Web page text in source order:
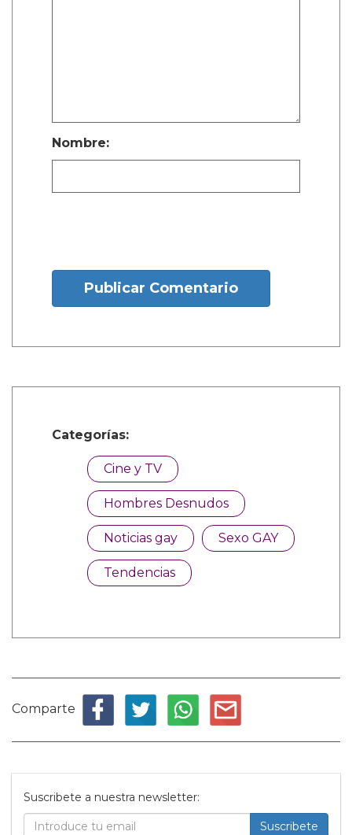
Nombre:
Publicar Comentario
Categorías:
Cine y TV
Hombres Desnudos
Noticias gay Sexo GAY
Tendencias
Comparte
Suscribete a nuestra newsletter:
Suscribete